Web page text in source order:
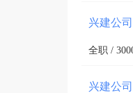
兴建公
全职 /
兴建公